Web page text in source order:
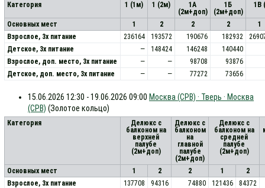
Категория 1 (1м) 1 (2м)
1А
(2м+доп)
1Б
(2м+доп)
1В
Основных мест 1 2 2 2
1
Взрослое, 3х питание
236164 193572 190676 182932
Детское, 3х питание
— 148424 146248
140440
Взрослое, доп. место, 3x питание
— — 98708
93876
Детское, доп. место, 3x питание
— — 77272 73656
15.06.2026 12:30 - 19.06.2026 09:00 Москва (СРВ) · Тверь · Москва
(СРВ) (Золотое кольцо)
Категория
Делюкс с
балконом на
верхней
палубе
(2м+доп)
Делюкс с
балконом
на
главной
палубе
(2м+доп)
Делюкс с
балконом на
средней
палубе
(2м+доп)
Основных мест 1 2 2 1
2
Взрослое, 3х питание
137708 94316 74880 121436
84372